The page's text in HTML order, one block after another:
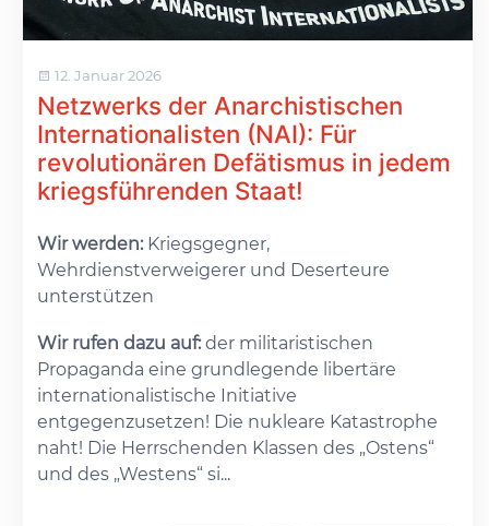
12. Januar 2026
Netzwerks der Anarchistischen
Internationalisten (NAI): Für
revolutionären Defätismus in jedem
kriegsführenden Staat!
Wir werden:Kriegsgegner,
Wehrdienstverweigerer und Deserteure
unterstützen
Wir rufen dazu auf:der militaristischen
Propaganda eine grundlegende libertäre
internationalistische Initiative
entgegenzusetzen! Die nukleare Katastrophe
naht! Die Herrschenden Klassen des „Ostens“
und des „Westens“ si...